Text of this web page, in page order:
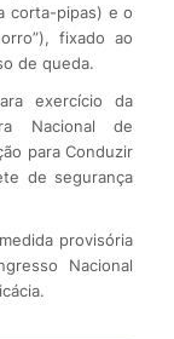
corta-pipas) e o
fixado ao
de queda.
exercício da
Nacional de
para Conduzir
de segurança
provisória
Nacional